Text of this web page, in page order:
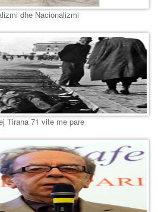
dhe Nacionalizmi
Tirana 71 vite me pare